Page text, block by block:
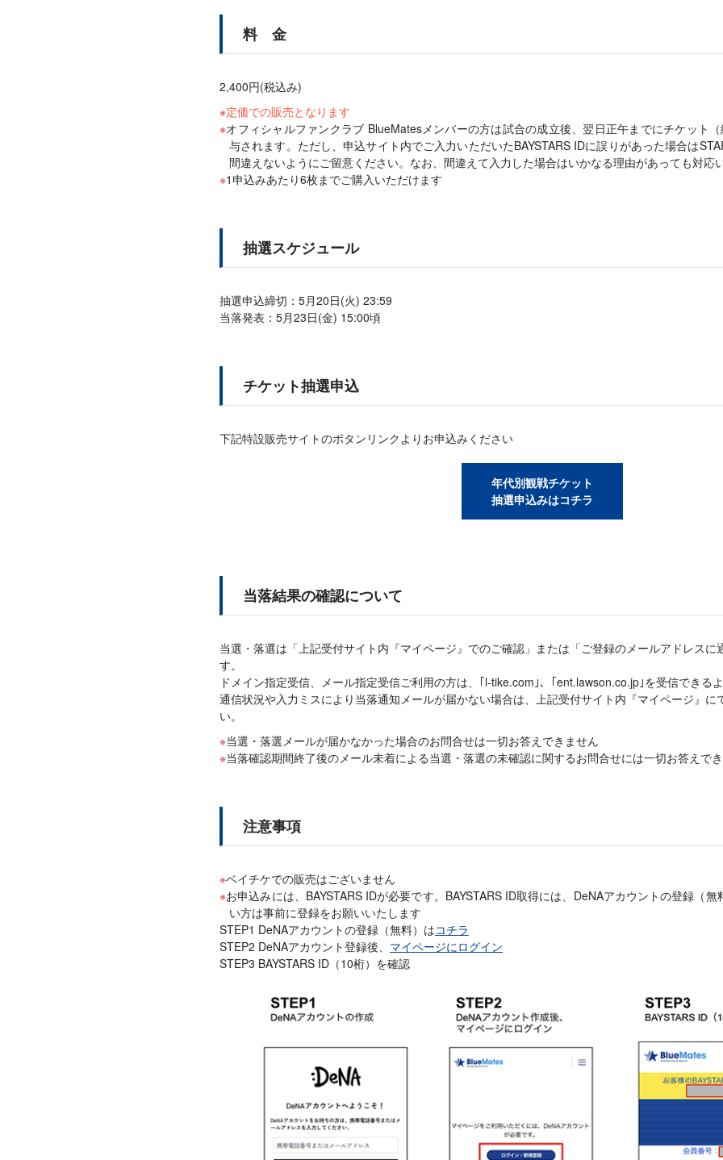
料 金
2,400円(税込み)
定価での販売となります
オフィシャルファンクラブ BlueMatesメンバーの方は試合の成立後、翌日正午までにチケット
与されます。ただし、申込サイト内でご入力いただいたBAYSTARS IDに誤りがあった場合は
間違えないようにご留意ください。なお、間違えて入力した場合はいかなる理由があっても対応
1申込みあたり6枚までご購入いただけます
抽選スケジュール
抽選申込締切：5月20日(火) 23:59
当落発表：5月23日(金) 15:00頃
チケット抽選申込
下記特設販売サイトのボタンリンクよりお申込みください
年代別観戦チケット
抽選申込みはコチラ
当落結果の確認について
当選・落選は「上記受付サイト内『マイページ』でのご確認」または「ご登録のメールアドレスに
す。
ドメイン指定受信、メール指定受信ご利用の方は、｢l-tike.com｣、｢ent.lawson.co.jp｣を受信できる
通信状況や入力ミスにより当落通知メールが届かない場合は、上記受付サイト内『マイページ』に
い。
当選・落選メールが届かなかった場合のお問合せは一切お答えできません
当落確認期間終了後のメール未着による当選・落選の未確認に関するお問合せには一切お答えで
注意事項
ベイチケでの販売はございません
お申込みには、BAYSTARS IDが必要です。BAYSTARS ID取得には、DeNAアカウントの登録（
い方は事前に登録をお願いいたします
STEP1 DeNAアカウントの登録（無料）はコチラ
STEP2 DeNAアカウント登録後、 マイページにログイン
STEP3 BAYSTARS ID（10桁）を確認